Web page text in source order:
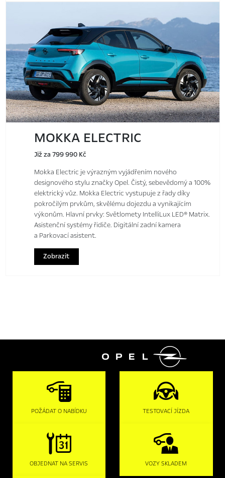
MOKKA ELECTRIC
Již za 799 990 Kč
Mokka Electric je výrazným vyjádřením nového
designového stylu značky Opel. Čistý, sebevědomý a 100%
elektrický vůz. Mokka Electric vystupuje z řady díky
pokročilým prvkům, skvělému dojezdu a vynikajícím
výkonům. Hlavní prvky: Světlomety IntelliLux LED® Matrix.
Asistenční systémy řidiče. Digitální zadní kamera
a Parkovací asistent.
Zobrazit

POŽÁDAT O NABÍDKU TESTOVACÍ JÍZDA
OBJEDNAT NA SERVIS VOZY SKLADEM